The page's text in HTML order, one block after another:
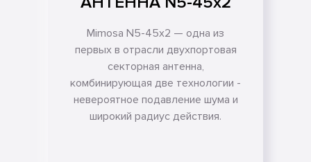
Mimosa N5-45x2 — одна из
первых в отрасли двухпортовая
секторная антенна,
комбинирующая две технологии -
невероятное подавление шума и
широкий радиус действия.